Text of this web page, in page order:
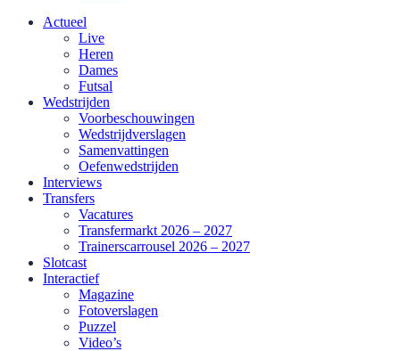
Actueel
Live
Heren
Dames
Futsal
Wedstrijden
Voorbeschouwingen
Wedstrijdverslagen
Samenvattingen
Oefenwedstrijden
Interviews
Transfers
Vacatures
Transfermarkt 2026 – 2027
Trainerscarrousel 2026 – 2027
Slotcast
Interactief
Magazine
Fotoverslagen
Puzzel
Video’s